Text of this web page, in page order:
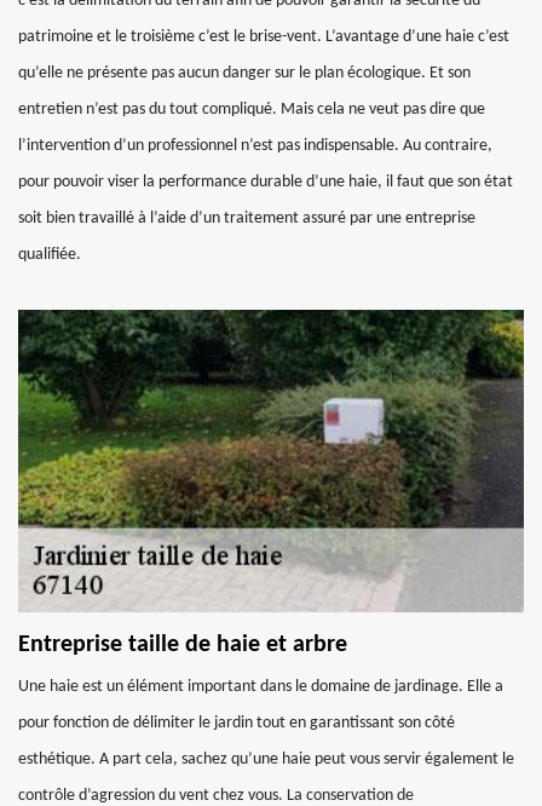
patrimoine et le troisième c’est le brise-vent. L’avantage d’une haie c’est
qu’elle ne présente pas aucun danger sur le plan écologique. Et son
entretien n’est pas du tout compliqué. Mais cela ne veut pas dire que
l’intervention d’un professionnel n’est pas indispensable. Au contraire,
pour pouvoir viser la performance durable d’une haie, il faut que son état
soit bien travaillé à l’aide d’un traitement assuré par une entreprise
qualifiée.
Entreprise taille de haie et arbre
Une haie est un élément important dans le domaine de jardinage. Elle a
pour fonction de délimiter le jardin tout en garantissant son côté
esthétique. A part cela, sachez qu’une haie peut vous servir également le
contrôle d’agression du vent chez vous. La conservation de